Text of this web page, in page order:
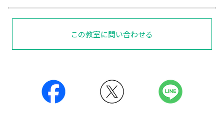
この教室に問い合わせる